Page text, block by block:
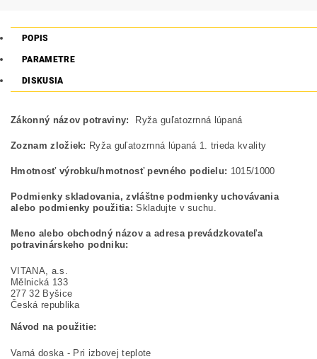
POPIS
PARAMETRE
DISKUSIA
Zákonný názov potraviny: Ryža guľatozrnná lúpaná
Zoznam zložiek: Ryža guľatozrnná lúpaná 1. trieda kvality
Hmotnosť výrobku/hmotnosť pevného podielu: 1015/1000
Podmienky skladovania, zvláštne podmienky uchovávania
alebo podmienky použitia:Skladujte v suchu.
Meno alebo obchodný názov a adresa prevádzkovateľa
potravinárskeho podniku:
VITANA, a.s.
Mělnická 133
277 32 Byšice
Česká republika
Návod na použitie:
Varná doska - Pri izbovej teplote